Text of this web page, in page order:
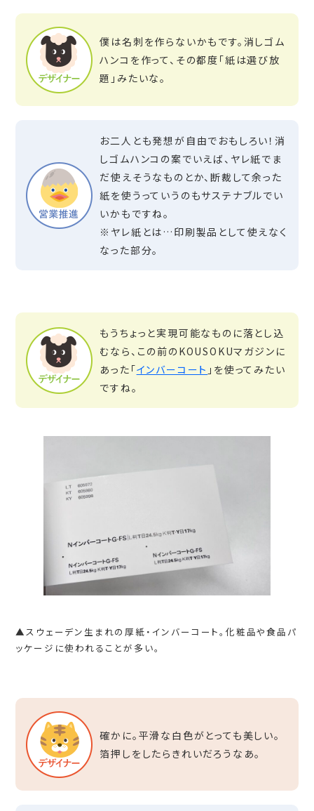
僕は名刺を作らないかもです。消しゴム
ハンコを作って、その都度「紙は選び放
題」みたいな。
お二人とも発想が自由でおもしろい！消
しゴムハンコの案でいえば、ヤレ紙でま
だ使えそうなものとか、断裁して余った
紙を使うっていうのもサステナブルでい
いかもですね。
※ヤレ紙とは…印刷製品として使えなく
なった部分。
もうちょっと実現可能なものに落とし込
むなら、この前のKOUSOKUマガジンに
あった「インバーコート 」を使ってみたい
ですね。
▲スウェーデン生まれの厚紙・インバーコート。化粧品や食品パ
ッケージに使われることが多い。
確かに。平滑な白色がとっても美しい。
箔押しをしたらきれいだろうなあ。